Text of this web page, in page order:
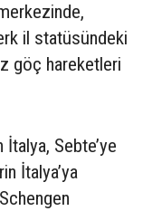
il statüsündeki
göç hareketleri
İtalya, Sebte’ye
İtalya’ya